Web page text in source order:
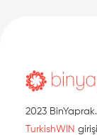
2023 BinYaprak.
TurkishWIN